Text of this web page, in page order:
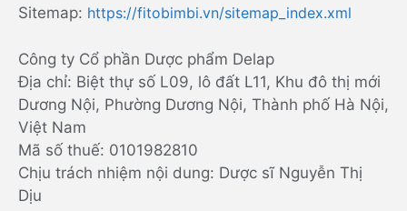
Sitemap: https://fitobimbi.vn/sitemap_index.xml
Công ty Cổ phần Dược phẩm Delap
Địa chỉ: Biệt thự số L09, lô đất L11, Khu đô thị mới
Dương Nội, Phường Dương Nội, Thành phố Hà Nội,
Việt Nam
Mã số thuế: 0101982810
Chịu trách nhiệm nội dung: Dược sĩ Nguyễn Thị
Dịu